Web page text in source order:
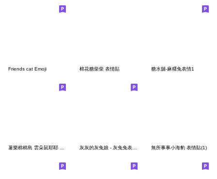
Friends cat Emoji 棉花糖柴柴 表情貼 糖水舖-麻糬兔表情1
無所事事小海豹 表情貼(1)